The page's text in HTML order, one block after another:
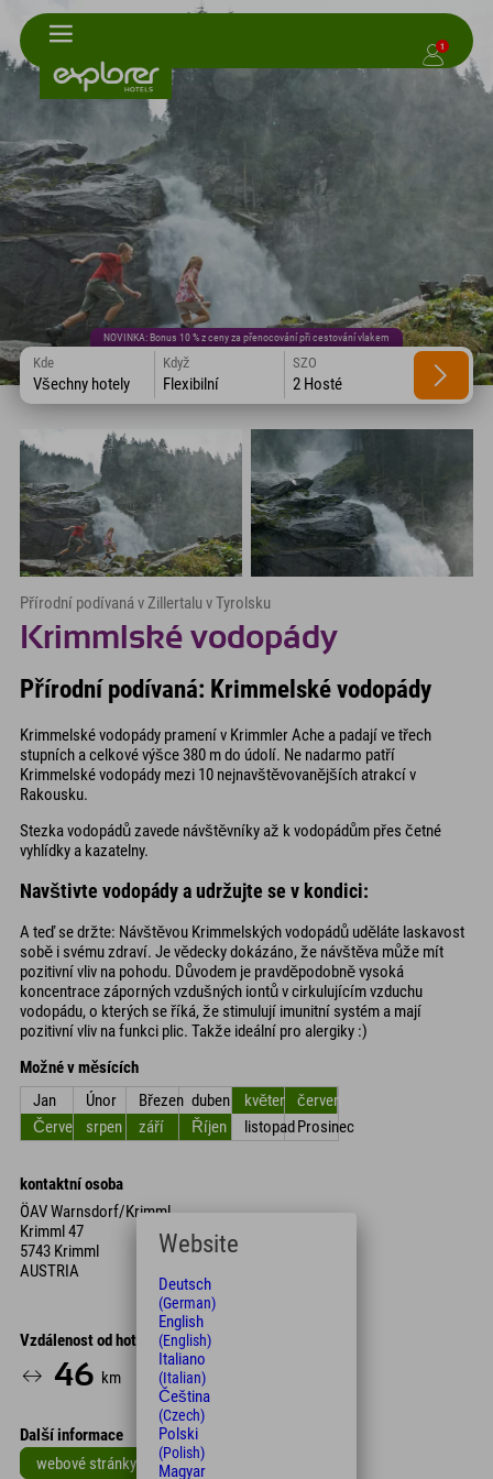
1
NOVINKA: Bonus 10 % z ceny za přenocování při cestování vlakem
Kde
Všechny hotely
Když
Flexibilní
SZO
2 Hosté
Přírodní podívaná v Zillertalu v Tyrolsku
Krimmlské vodopády
Přírodní podívaná: Krimmelské vodopády
Krimmelské vodopády pramení v Krimmler Ache a padají ve třech
stupních a celkové výšce 380 m do údolí. Ne nadarmo patří
Krimmelské vodopády mezi 10 nejnavštěvovanějších atrakcí v
Rakousku.
Stezka vodopádů zavede návštěvníky až k vodopádům přes četné
vyhlídky a kazatelny.
Navštivte vodopády a udržujte se v kondici:
A teď se držte: Návštěvou Krimmelských vodopádů uděláte laskavost
sobě i svému zdraví. Je vědecky dokázáno, že návštěva může mít
pozitivní vliv na pohodu. Důvodem je pravděpodobně vysoká
koncentrace záporných vzdušných iontů v cirkulujícím vzduchu
vodopádu, o kterých se říká, že stimulují imunitní systém a mají
pozitivní vliv na funkci plic. Takže ideální pro alergiky :)
Možné v měsících
Jan
Únor Březen duben květen
červen
Červenecsrpen září Říjen listopadProsinec
kontaktní osoba
ÖAV Warnsdorf/Krimml
Krimml 47
5743 Krimml
AUSTRIA
Vzdálenost od hotelu
46 km 59
Další informace
webové stránky
Website
Deutsch
(German)
English
(English)
Italiano
(Italian)
Čeština
(Czech)
Polski
(Polish)
Magyar